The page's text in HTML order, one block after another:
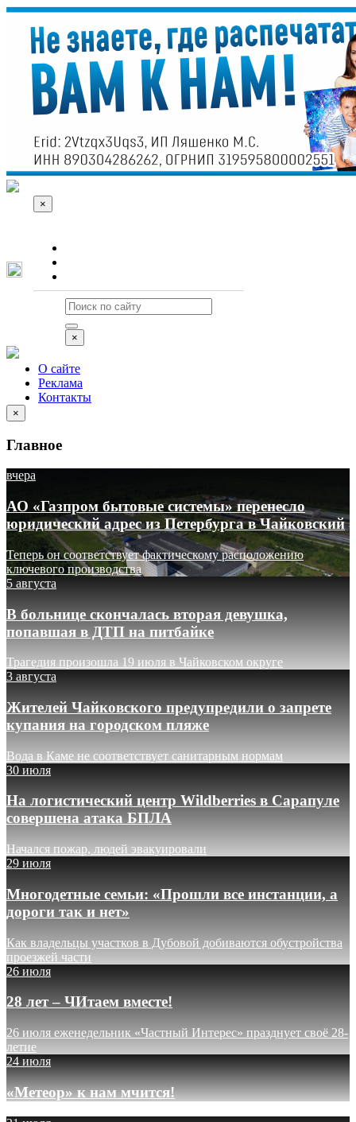
×
×
О сайте
Реклама
Контакты
×
Главное
вчера
АО «Газпром бытовые системы» перенесло
юридический адрес из Петербурга в Чайковский
Теперь он соответствует фактическому расположению
ключевого производства
5 августа
В больнице скончалась вторая девушка,
попавшая в ДТП на питбайке
Трагедия произошла 19 июля в Чайковском округе
3 августа
Жителей Чайковского предупредили о запрете
купания на городском пляже
Вода в Каме не соответствует санитарным нормам
30 июля
На логистический центр Wildberries в Сарапуле
совершена атака БПЛА
Начался пожар, людей эвакуировали
29 июля
Многодетные семьи: «Прошли все инстанции, а
дороги так и нет»
Как владельцы участков в Дубовой добиваются обустройства
проезжей части
26 июля
28 лет – ЧИтаем вместе!
26 июля еженедельник «Частный Интерес» празднует своё 28-
летие
24 июля
«Метеор» к нам мчится!